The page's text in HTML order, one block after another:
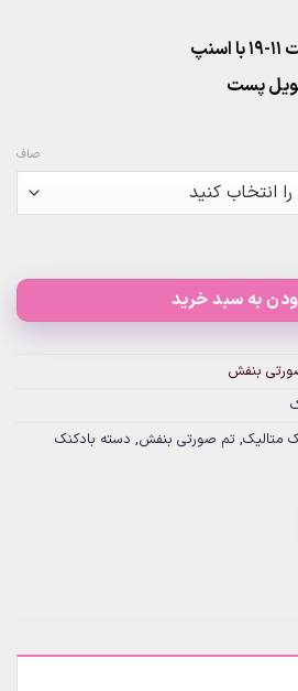
صاف
به سبد خرید
متالیک, تم صورتی بنفش, دسته بادکنک